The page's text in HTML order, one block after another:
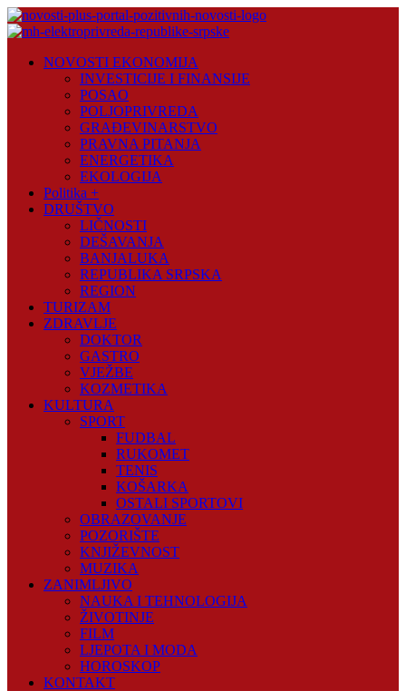
Skip
to
Plus
NOVOSTI EKONOMIJA
INVESTICIJE I FINANSIJE
POSAO
POLJOPRIVREDA
GRAĐEVINARSTVO
PRAVNA PITANJA
ENERGETIKA
EKOLOGIJA
Politika +
DRUŠTVO
LIČNOSTI
DEŠAVANJA
BANJALUKA
REPUBLIKA SRPSKA
REGION
TURIZAM
ZDRAVLJE
DOKTOR
GASTRO
VJEŽBE
KOZMETIKA
KULTURA
SPORT
FUDBAL
RUKOMET
TENIS
KOŠARKA
OSTALI SPORTOVI
OBRAZOVANJE
POZORIŠTE
KNJIŽEVNOST
MUZIKA
ZANIMLJIVO
NAUKA I TEHNOLOGIJA
ŽIVOTINJE
FILM
LJEPOTA I MODA
HOROSKOP
KONTAKT